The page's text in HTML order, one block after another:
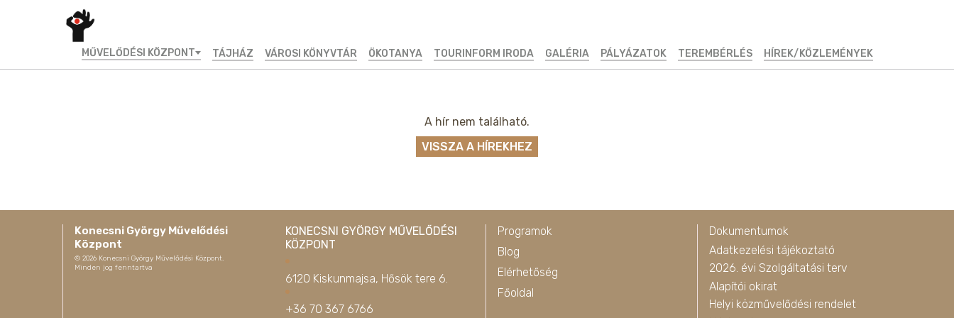
MŰVELŐDÉSI KÖZPONT TÁJHÁZ VÁROSI KÖNYVTÁR ÖKOTANYA TOURINFORM IRODA GALÉRIA PÁLYÁZATOK TEREMBÉRLÉS HÍREK/KÖZLEMÉNYEK
A hír nem található.
VISSZA A HÍREKHEZ
Konecsni György Művelődési
Központ
© 2026 Konecsni György Művelődési Központ.
Minden jog fenntartva
KONECSNI GYÖRGY MŰVELŐDÉSI
KÖZPONT
6120 Kiskunmajsa, Hősök tere 6.
+36 70 367 6766
Programok
Blog
Elérhetőség
Főoldal
Dokumentumok
Adatkezelési tájékoztató
2026. évi Szolgáltatási terv
Alapítói okirat
Helyi közművelődési rendelet